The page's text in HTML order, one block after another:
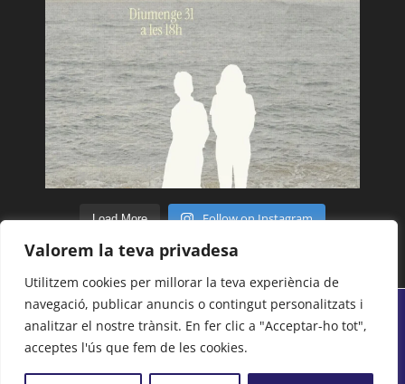
Valorem la teva privadesa
Utilitzem cookies per millorar la teva experiència de
navegació, publicar anuncis o contingut personalitzats i
analitzar el nostre trànsit. En fer clic a "Acceptar-ho tot",
acceptes l'ús que fem de les cookies.
Load More Follow on Instagram
© Tots els drets reservats 2018 - 2026 | Centre
Moral i Cultural del Poblenou -Avís legal
de Privacitat-Cookies